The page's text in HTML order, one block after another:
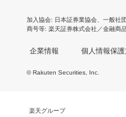
加入協会 日本証券業協会 一般社
商号等 楽天証券株式会社／金融商
企業情報 個人情報保
© Rakuten Securities, Inc.
楽天グループ